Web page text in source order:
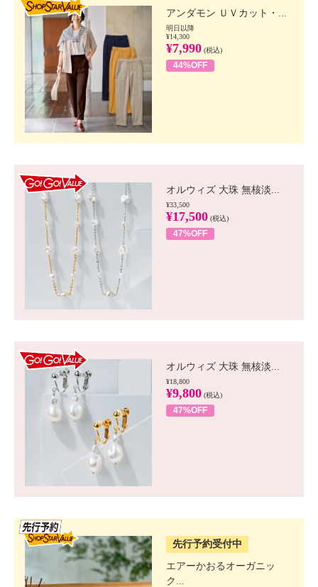
アンダモン ＵＶカット・...
明日以降
¥14,300
¥7,990 (税込)
44%OFF
オルウィズ 大珠 無核淡...
¥33,500
¥17,500 (税込)
47%OFF
オルウィズ 大珠 無核淡...
¥18,800
¥9,800 (税込)
47%OFF
先行予約受付中
エアーかおるオーガニッ
ク...